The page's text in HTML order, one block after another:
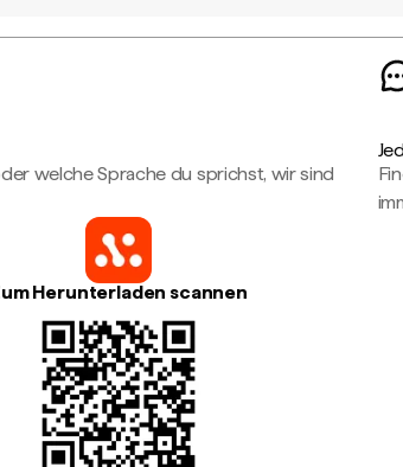
welche Sprache du sprichst, wir sind
Herunterladen scannen